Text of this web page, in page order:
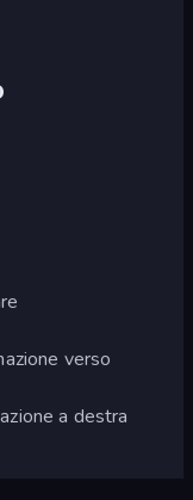
verso
a destra